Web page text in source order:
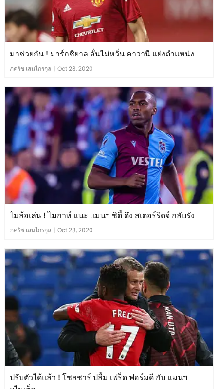
มาช่วยกัน ! มาร์กชิยาล ลั่นไม่หวั่น คาวานี แย่งตำแหน่ง
ภครัช เสนไกรกุล | Oct 28, 2020
ไม่ล้อเล่น ! ไมกาห์ แนะ แมนฯ ซิตี้ ดึง สเตอร์ริดจ์ กลับรัง
ภครัช เสนไกรกุล | Oct 28, 2020
ปรับตัวได้แล้ว ! โซลชาร์ ปลื้ม เฟร็ด ฟอร์มดี กับ แมนฯ